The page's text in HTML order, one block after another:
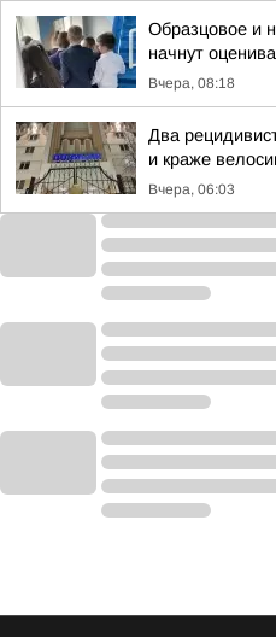
Образцовое и
начнут
Вчера, 08:18
Два
и краже
Вчера, 06:03